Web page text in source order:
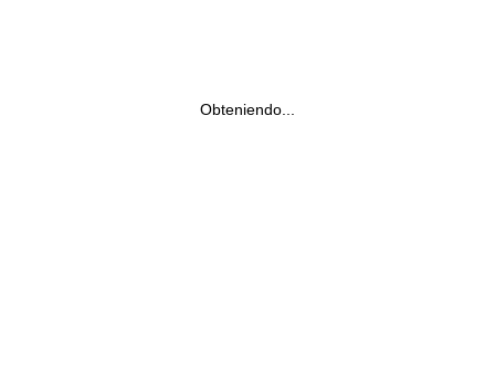
Obteniendo...